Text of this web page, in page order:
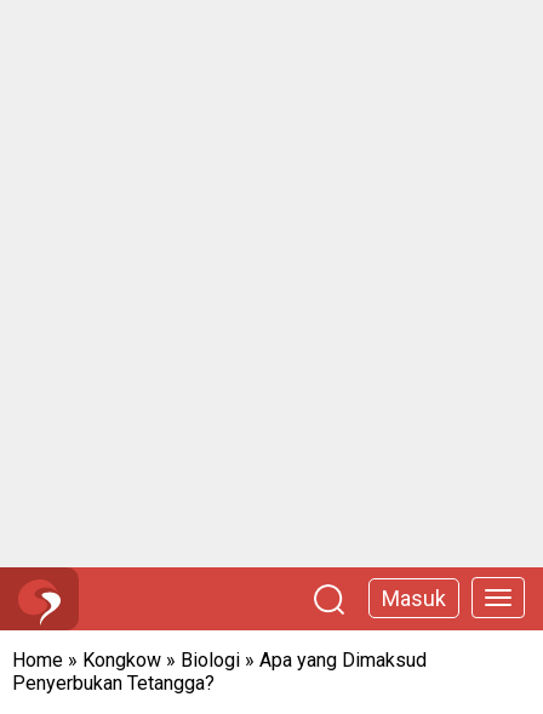
Masuk
Home » Kongkow » Biologi » Apa yang Dimaksud
Penyerbukan Tetangga?